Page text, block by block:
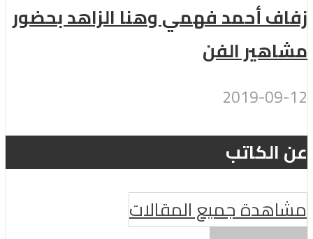
زفاف أحمد فهمي وهنا الزاهد بحضور
مشاهير الفن
2019-09-12
عن الكاتب
مشاهدة جميع المقالات